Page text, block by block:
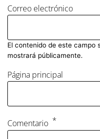
Correo electrónico
El contenido de este campo
mostrará públicamente.
Página principal
Comentario